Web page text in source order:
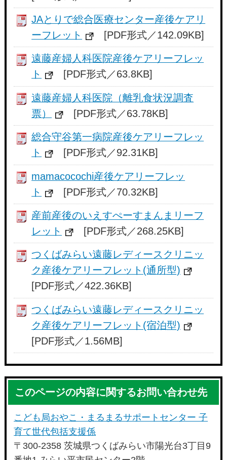
JAとりで総合医療センター産後ケアリ
ーフレット
[PDF形式／142.09KB]
遠藤産婦人科医院産後ケアリーフレッ
ト
[PDF形式／63.8KB]
遠藤産婦人科医院（離乳食状況調査
票）
[PDF形式／63.78KB]
総合守谷第一病院産後ケアリーフレッ
ト
[PDF形式／92.31KB]
mamacocochi産後ケアリーフレッ
ト
[PDF形式／70.32KB]
産前産後のいえすぺーすまんまリーフ
レット
[PDF形式／268.25KB]
つくばみらい遠藤レディースクリニッ
ク産後ケアリーフレット(通所型)
[PDF形式／422.36KB]
つくばみらい遠藤レディースクリニッ
ク産後ケアリーフレット(宿泊型)
[PDF形式／1.56MB]
このページの内容に関するお問い合わせ先
こども局おやこ・まるまるサポートセンター 子
育て世代包括支援係
〒300-2358 茨城県つくばみらい市陽光台3丁目9